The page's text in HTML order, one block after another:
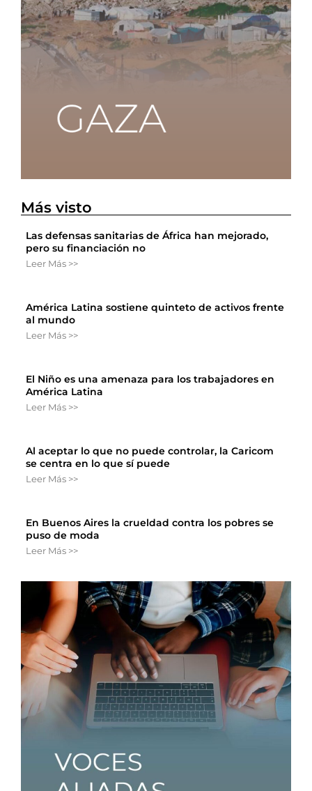
Más visto
Las defensas sanitarias de África han mejorado,
pero su financiación no
Leer Más >>
América Latina sostiene quinteto de activos frente
al mundo
Leer Más >>
El Niño es una amenaza para los trabajadores en
América Latina
Leer Más >>
Al aceptar lo que no puede controlar, la Caricom
se centra en lo que sí puede
Leer Más >>
En Buenos Aires la crueldad contra los pobres se
puso de moda
Leer Más >>